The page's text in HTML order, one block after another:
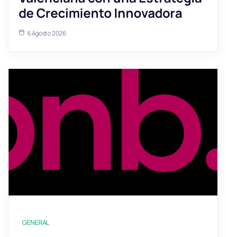
de Crecimiento Innovadora
6 Agosto 2026
GENERAL